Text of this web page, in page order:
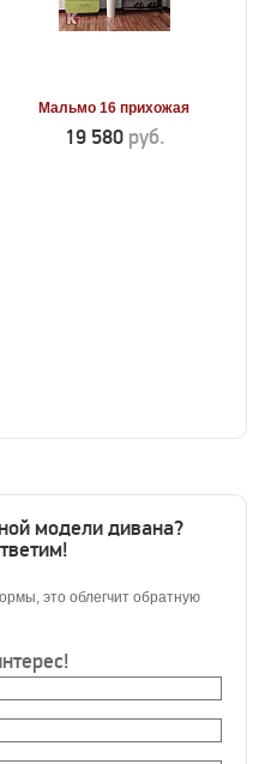
Мальмо 16 прихожая
19 580 руб.
модели дивана?
это облегчит обратную